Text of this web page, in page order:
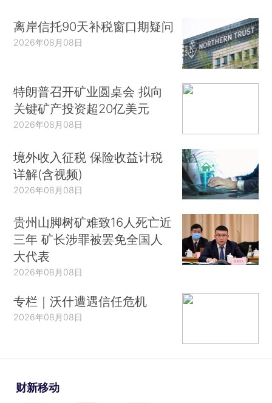
离岸信托90天补税窗口期疑问
2026年08月08日
特朗普召开矿业圆桌会 拟向
关键矿产投资超20亿美元
2026年08月08日
境外收入征税 保险收益计税
详解(含视频)
2026年08月08日
贵州山脚树矿难致16人死亡近
三年 矿长涉罪被罢免全国人
大代表
2026年08月08日
专栏｜沃什遭遇信任危机
2026年08月08日
财新移动